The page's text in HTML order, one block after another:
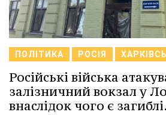
ПОЛІТИКА РОСІЯ
Російські війська
залізничний вокзал у
внаслідок чого є загиблі.